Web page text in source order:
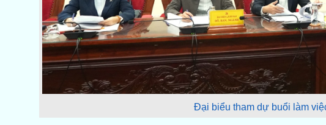
Đại biểu tham dự buổi làm